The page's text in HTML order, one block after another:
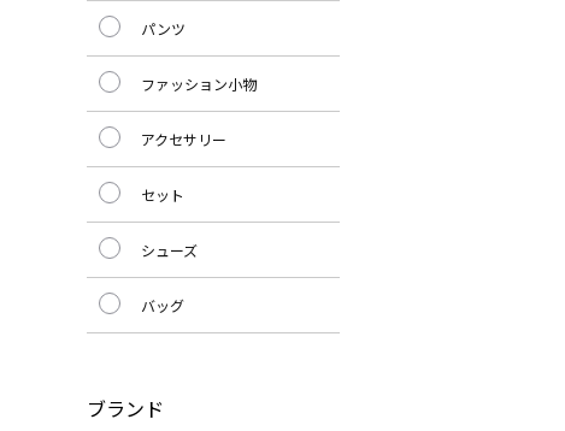
パンツ
ファッション小物
アクセサリー
セット
シューズ
バッグ
ブランド